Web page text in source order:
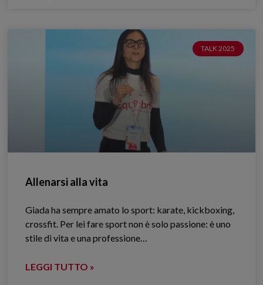
TALK 2025
Allenarsi alla vita
Giada ha sempre amato lo sport: karate, kickboxing,
crossfit. Per lei fare sport non è solo passione: è uno
stile di vita e una professione…
LEGGI TUTTO »